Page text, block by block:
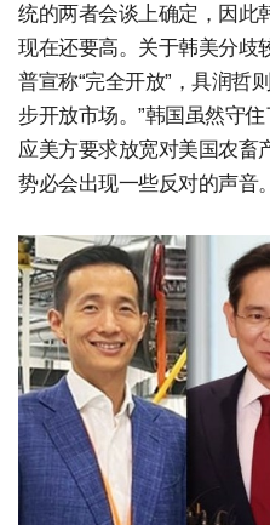
统的两者会谈上确定，因此
现在还要高。关于韩美分歧
普宣称“完全开放”，具润哲
步开放市场。”韩国虽然守
应美方要求放宽对美国农畜
势必会出现一些反对的声音。